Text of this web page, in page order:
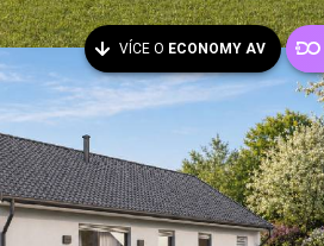
VÍCE O ECONOMY AV